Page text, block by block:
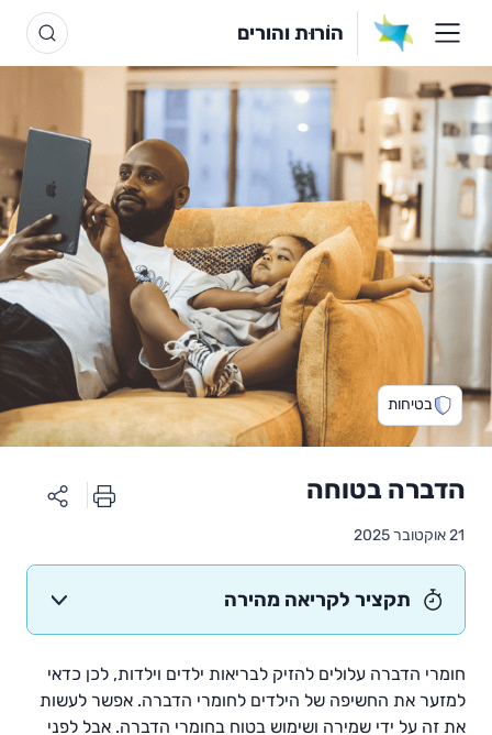
הוֹרוּת והורים
בטיחות
הדברה בטוחה
21 אוקטובר 2025
תקציר לקריאה מהירה
חומרי הדברה עלולים להזיק לבריאות ילדים וילדות, לכן כדאי
למזער את החשיפה של הילדים לחומרי הדברה. אפשר לעשות
את זה על ידי שמירה ושימוש בטוח בחומרי הדברה. אבל לפני